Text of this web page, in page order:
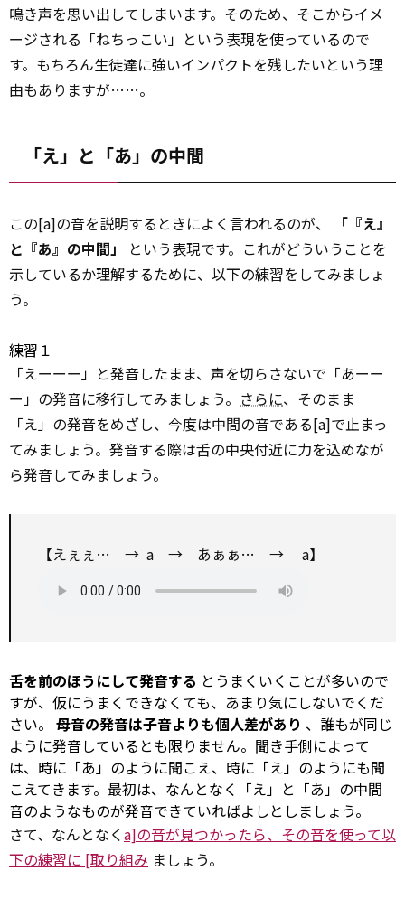
鳴き声を思い出してしまいます。そのため、そこからイメ
ージされる「ねちっこい」という表現を使っているので
す。もちろん生徒達に強いインパクトを残したいという理
由もありますが……。
「え」と「あ」の中間
この[a]の音を説明するときによく言われるのが、
「『え』
と『あ』の中間」
という表現です。これがどういうことを
示しているか理解するために、以下の練習をしてみましょ
う。
練習１
「えーーー」と発音したまま、声を切らさないで「あーー
ー」の発音に移行してみましょう。 さらに、そのまま
「え」の発音をめざし、今度は中間の音である[a]で止まっ
てみましょう。発音する際は舌の中央付近に力を込めなが
ら発音してみましょう。
【えぇぇ… → a → あぁぁ… → a】
舌を前のほうにして発音する とうまくいくことが多いので
すが、仮にうまくできなくても、あまり気にしないでくだ
さい。 母音の発音は子音よりも個人差があり 、誰もが同じ
ように発音しているとも限りません。聞き手側によって
は、時に「あ」のように聞こえ、時に「え」のようにも聞
こえてきます。最初は、なんとなく「え」と「あ」の中間
音のようなものが発音できていればよしとしましょう。
さて、なんとなくa]の音が見つかったら、その音を使って以
下の練習に [取り組み ましょう。